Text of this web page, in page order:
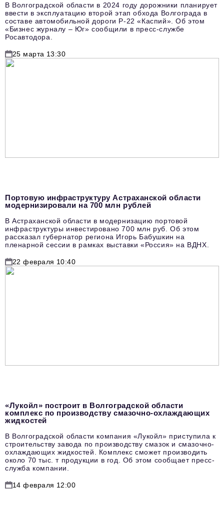
В Волгоградской области в 2024 году дорожники планирует
ввести в эксплуатацию второй этап обхода Волгограда в
составе автомобильной дороги Р-22 «Каспий». Об этом
«Бизнес журналу – Юг» сообщили в пресс-службе
Росавтодора.
25 марта 13:30
Портовую инфраструктуру Астраханской области
модернизировали на 700 млн рублей
В Астраханской области в модернизацию портовой
инфраструктуры инвестировано 700 млн руб. Об этом
рассказал губернатор региона Игорь Бабушкин на
пленарной сессии в рамках выставки «Россия» на ВДНХ.
22 февраля 10:40
«Лукойл» построит в Волгоградской области
комплекс по производству смазочно-охлаждающих
жидкостей
В Волгоградской области компания «Лукойл» приступила к
строительству завода по производству смазок и смазочно-
охлаждающих жидкостей. Комплекс сможет производить
около 70 тыс. т продукции в год. Об этом сообщает пресс-
служба компании.
14 февраля 12:00